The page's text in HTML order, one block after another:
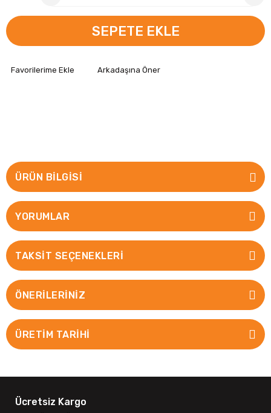
SEPETE EKLE
Arkadaşına Öner
ÜRÜN BILGISI
YORUMLAR
TAKSIT SEÇENEKLERI
ÖNERILERINIZ
ÜRETİM TARİHİ
Ücretsiz Kargo